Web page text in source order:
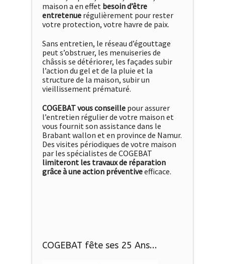
maison a en effet besoin d’être
entretenue régulièrement pour rester
votre protection, votre havre de paix.
Sans entretien, le réseau d’égouttage
peut s’obstruer, les menuiseries de
châssis se détériorer, les façades subir
l’action du gel et de la pluie et la
structure de la maison, subir un
vieillissement prématuré.
COGEBAT vous conseille pour assurer
l’entretien régulier de votre maison et
vous fournit son assistance dans le
Brabant wallon et en province de Namur.
Des visites périodiques de votre maison
par les spécialistes de COGEBAT
limiteront les travaux de réparation
grâce à une action préventiveefficace.
COGEBAT fête ses 25 Ans...